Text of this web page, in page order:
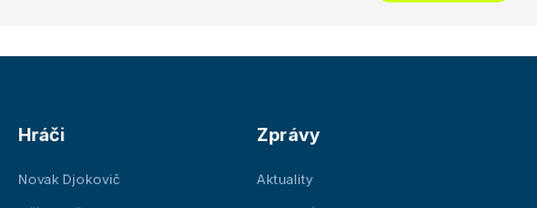
Hráči
Novak Djokovič
Zprávy
Aktuality